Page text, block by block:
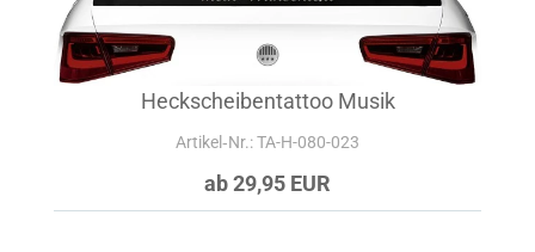
Heckscheibentattoo Musik
Artikel‑Nr.: TA-H-080-023
ab 29,95 EUR